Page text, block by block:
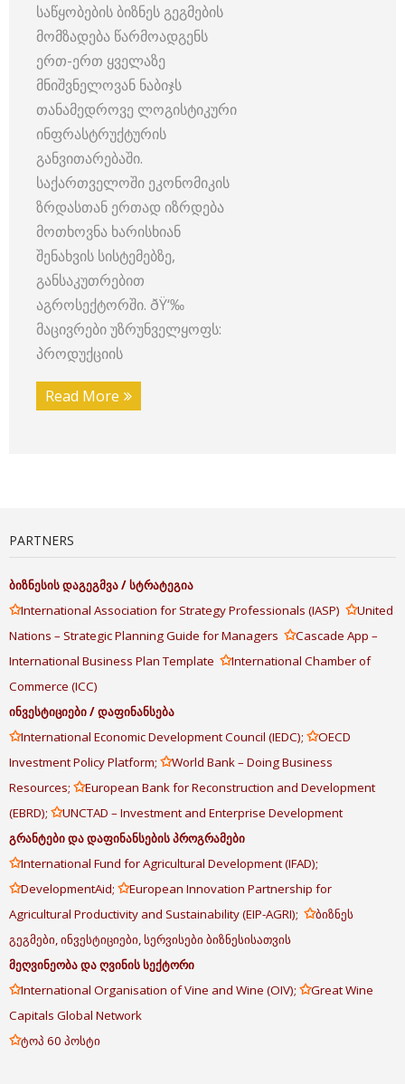
საწყობების ბიზნეს გეგმების
მომზადება წარმოადგენს
ერთ-ერთ ყველაზე
მნიშვნელოვან ნაბიჯს
თანამედროვე ლოგისტიკური
ინფრასტრუქტურის
განვითარებაში.
საქართველოში ეკონომიკის
ზრდასთან ერთად იზრდება
მოთხოვნა ხარისხიან
შენახვის სისტემებზე,
განსაკუთრებით
აგროსექტორში. ðŸ‘‰
მაცივრები უზრუნველყოფს:
პროდუქციის
Read More
PARTNERS
ბიზნესისდაგეგმვა/სტრატეგია
✩International Association for Strategy Professionals (IASP) ✩United
Nations – Strategic Planning Guide for Managers ✩Cascade App –
International Business Plan Template ✩International Chamber of
Commerce (ICC)
ინვესტიციები/დაფინანსება
✩International Economic Development Council (IEDC); ✩OECD
Investment Policy Platform; ✩World Bank – Doing Business
Resources; ✩European Bank for Reconstruction and Development
(EBRD); ✩UNCTAD – Investment and Enterprise Development
გრანტებიდადაფინანსებისპროგრამები
✩International Fund for Agricultural Development (IFAD);
✩DevelopmentAid; ✩European Innovation Partnership for
Agricultural Productivity and Sustainability (EIP-AGRI); ✩ბიზნეს
გეგმები, ინვესტიციები, სერვისები ბიზნესისათვის
მეღვინეობადაღვინისსექტორი
✩International Organisation of Vine and Wine (OIV); ✩Great Wine
Capitals Global Network
✩ტოპ 60 პოსტი